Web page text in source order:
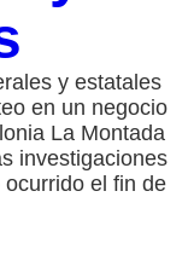
y estatales
en un negocio
La Montada
investigaciones
el fin de